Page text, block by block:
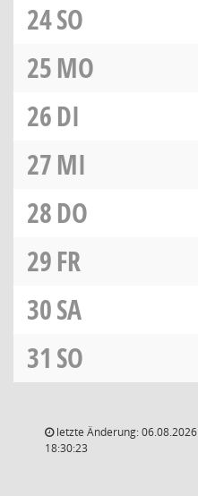
24SO
25MO
26DI
27MI
28DO
29FR
30SA
31 SO
letzte Änderung: 06.08.2026
18:30:23